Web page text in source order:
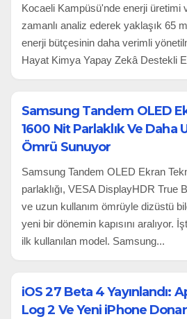
Kocaeli Kampüsü'nde enerji üretimi
zamanlı analiz ederek yaklaşık 65
enerji bütçesinin daha verimli
Hayat Kimya Yapay Zekâ Destekli
Samsung Tandem OLED
1600 Nit Parlaklık Ve Daha
Ömrü Sunuyor
Samsung Tandem OLED Ekran
parlaklığı, VESA DisplayHDR True
ve uzun kullanım ömrüyle dizüstü
yeni bir dönemin kapısını aralıyor.
ilk kullanılan model. Samsung...
iOS 27 Beta 4 Yayınlandı:
Log 2 Ve Yeni iPhone